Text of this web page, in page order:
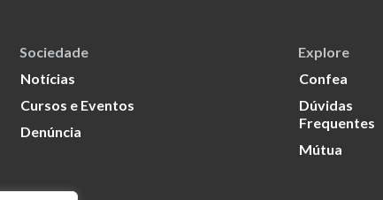
Sociedade
Notícias
Cursos e Eventos
Denúncia
Explore
Confea
Dúvidas
Frequentes
Mútua